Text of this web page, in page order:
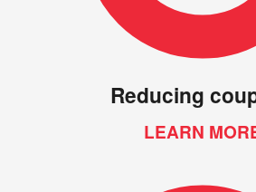
Reducing
LEARN